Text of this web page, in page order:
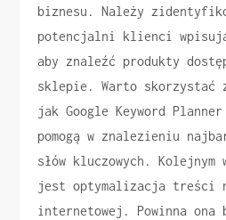
biznesu. Należy
potencjalni klienci
aby znaleźć produkty
sklepie. Warto skorzystać
jak Google Keyword
pomogą w znalezieniu
słów kluczowych. Kolejnym
jest optymalizacja treści
internetowej. Powinna